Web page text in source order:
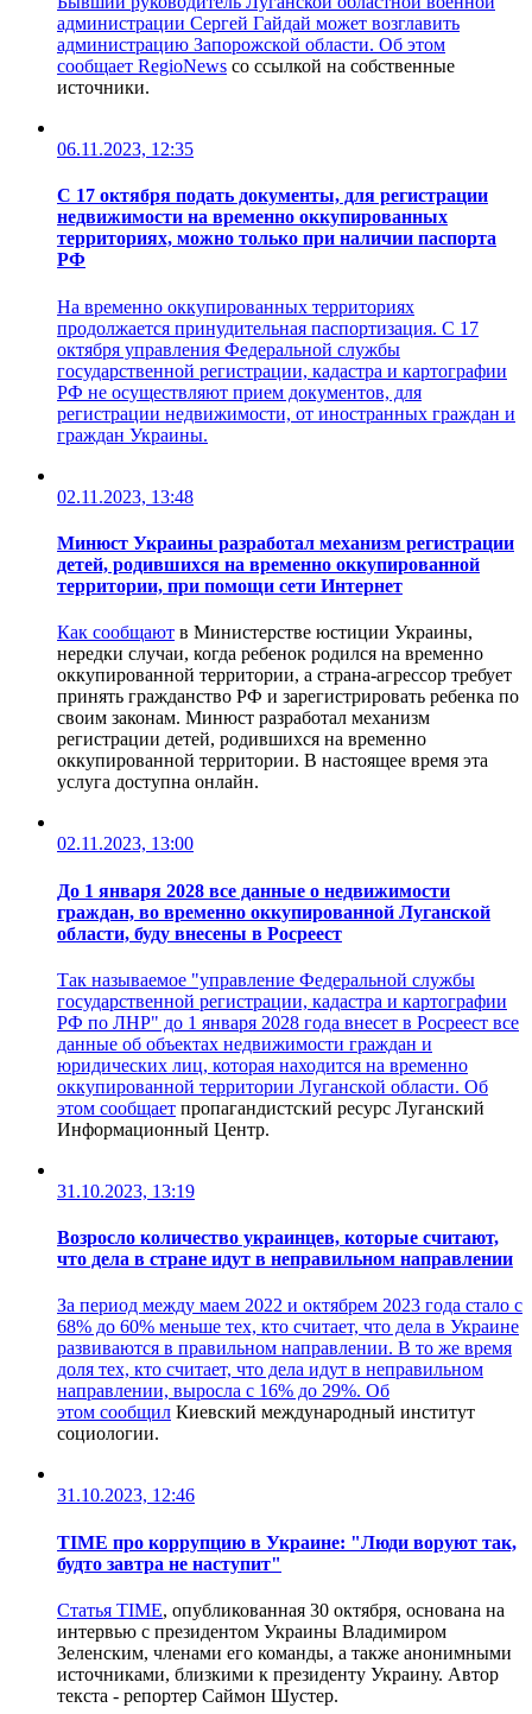
администрации Сергей Гайдай может возглавить
администрацию Запорожской области. Об этом
сообщает RegioNews со ссылкой на собственные
источники.
06.11.2023, 12:35
С 17 октября подать документы, для регистрации
недвижимости на временно оккупированных
территориях, можно только при наличии паспорта
РФ
На временно оккупированных территориях
продолжается принудительная паспортизация. С 17
октября управления Федеральной службы
государственной регистрации, кадастра и картографии
РФ не осуществляют прием документов, для
регистрации недвижимости, от иностранных граждан и
граждан Украины.
02.11.2023, 13:48
Минюст Украины разработал механизм регистрации
детей, родившихся на временно оккупированной
территории, при помощи сети Интернет
Как сообщают в Министерстве юстиции Украины,
нередки случаи, когда ребенок родился на временно
оккупированной территории, а страна-агрессор требует
принять гражданство РФ и зарегистрировать ребенка по
своим законам. Минюст разработал механизм
регистрации детей, родившихся на временно
оккупированной территории. В настоящее время эта
услуга доступна онлайн.
02.11.2023, 13:00
До 1 января 2028 все данные о недвижимости
граждан, во временно оккупированной Луганской
области, буду внесены в Росреест
Так называемое "управление Федеральной службы
государственной регистрации, кадастра и картографии
РФ по ЛНР" до 1 января 2028 года внесет в Росреест все
данные об объектах недвижимости граждан и
юридических лиц, которая находится на временно
оккупированной территории Луганской области. Об
этом сообщает пропагандистский ресурс Луганский
Информационный Центр.
31.10.2023, 13:19
Возросло количество украинцев, которые считают,
что дела в стране идут в неправильном направлении
За период между маем 2022 и октябрем 2023 года стало с
68% до 60% меньше тех, кто считает, что дела в Украине
развиваются в правильном направлении. В то же время
доля тех, кто считает, что дела идут в неправильном
направлении, выросла с 16% до 29%. Об
этом сообщил Киевский международный институт
социологии.
31.10.2023, 12:46
TIME про коррупцию в Украине: "Люди воруют так,
будто завтра не наступит"
Статья TIME, опубликованная 30 октября, основана на
интервью с президентом Украины Владимиром
Зеленским, членами его команды, а также анонимными
источниками, близкими к президенту Украину. Автор
текста - репортер Саймон Шустер.